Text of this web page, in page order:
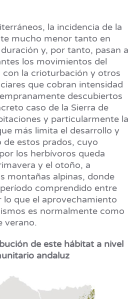
la incidencia de la
mucho menor tanto en
y, por tanto, pasan a
los movimientos del
con la crioturbación y otros
que cobran intensidad
descubiertos
caso de la Sierra de
y particularmente la
más limita el desarrollo y
estos prados, cuyo
los herbívoros queda
y el otoño, a
montañas alpinas, donde
comprendido entre
que el aprovechamiento
es normalmente como
verano.
de este hábitat a nivel
andaluz